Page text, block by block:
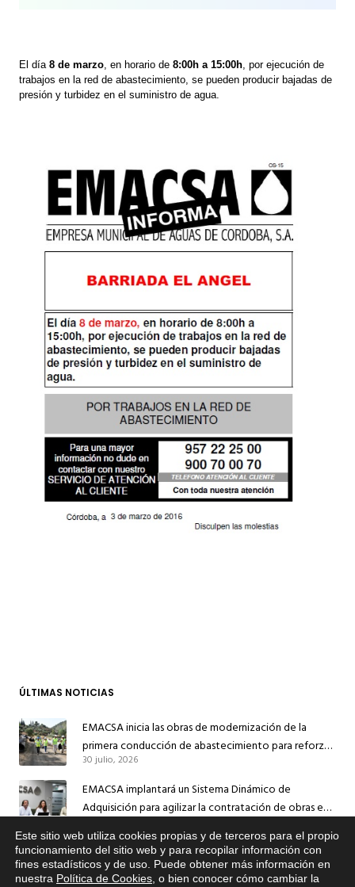
El día8 de marzo, en horario de8:00h a 15:00h, por ejecución de
trabajos en la red de abastecimiento, se pueden producir bajadas de
presión y turbidez en el suministro de agua.
ÚLTIMAS NOTICIAS
EMACSA inicia las obras de modernización de la
primera conducción de abastecimiento para reforzar
el suministro de agua de Córdoba
30 julio, 2026
EMACSA implantará un Sistema Dinámico de
Adquisición para agilizar la contratación de obras en
EMACSA inicia hoy las obras de una nueva arteria de
abastecimiento y una red de agua no potable en
13 julio, 2026
Este sitio web utiliza cookies propias y de terceros para el propio
funcionamiento del sitio web y para recopilar información con
fines estadísticos y de uso. Puede obtener más información en
nuestra Política de Cookies , o bien conocer cómo cambiar la
Si tiene cualquier duda sobre
EMACSA, haga click abajo.